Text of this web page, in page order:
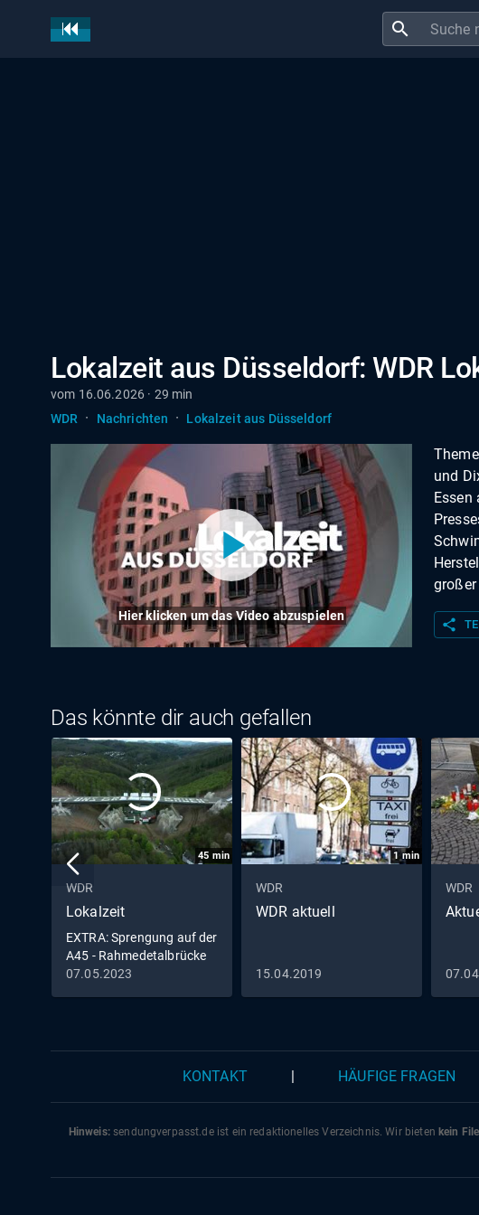
search
Lokalzeit aus Düsseldorf: WDR
vom 16.06.2026 · 29 min
WDR
· Nachrichten · Lokalzeit aus Düsseldorf
Hier klicken um das Video abzuspielen
und
Essen
großer
share
Das könnte dir auch gefallen
45 min
WDR
Lokalzeit
EXTRA: Sprengung auf der
A45 - Rahmedetalbrücke
in Lüdenscheid fällt
07.05.2023
1min
WDR
WDR aktuell
15.04.2019
WDR
KONTAKT HÄUFIGE FRAGEN
Hinweis:sendungverpasst.deist ein redaktionelles Verzeichnis. Wir bieten kein